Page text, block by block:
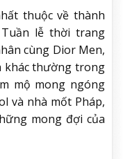
thuộc về thành
lễ thời trang
cùng Dior Men,
khác thường trong
mộ mong ngóng
và nhà mốt Pháp,
mong đợi của